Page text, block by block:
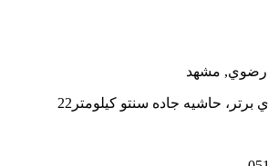
رضوي, مشهد
حاشیه جاده سنتو كيلومتر22